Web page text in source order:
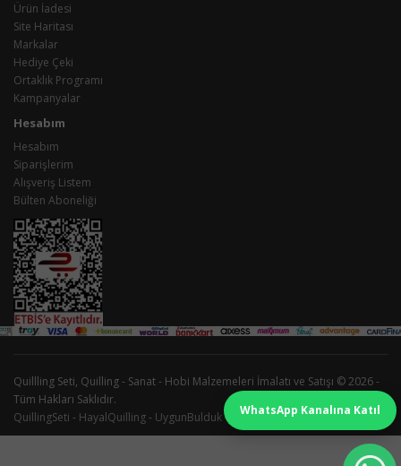
Ürün İadesi
Site Haritası
Markalar
Hediye Çeki
Ortaklık Programı
Kampanyalar
Hesabım
Hesabım
Siparişlerim
Alışveriş Listem
Bülten Aboneliği
Quillling Seti, Quilling - Sanat - Hobi Malzemeleri İmalatı ve Satışı © 2026 -
Tüm Hakları Saklıdır.
QuillingSeti - HayalQuilling- UygunBulduk- Lohusa-Sepeti
WhatsApp Kanalına Katıl